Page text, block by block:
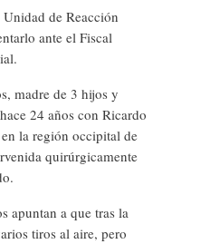
de Reacción
ante el Fiscal
madre de 3 hijos y
24 años con Ricardo
la región occipital de
quirúrgicamente
apuntan a que tras la
tiros al aire, pero